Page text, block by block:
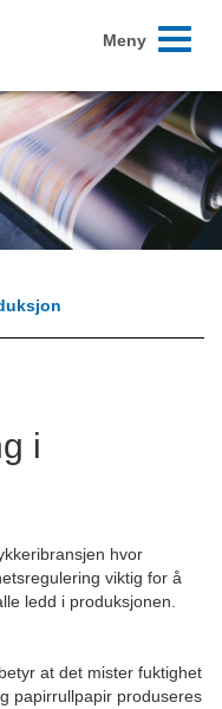
Skift
Meny
i
hvor
viktig for å
ledd i produksjonen.
at det mister fuktighet
papirrullpapir produseres